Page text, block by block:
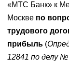
«МТС Банк» к
Москве по
трудового
прибыль (
12841 по делу